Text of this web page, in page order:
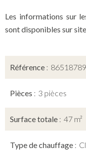
Les informations sur
sont disponibles sur
Référence 86518789
Pièces 3 pièces
Surface totale 47 m²
Type de chauffage